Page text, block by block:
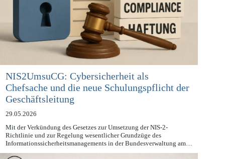
NIS2UmsuCG: Cybersicherheit als
Chefsache und die neue Schulungspflicht der
Geschäftsleitung
29.05.2026
Mit der Verkündung des Gesetzes zur Umsetzung der NIS-2-
Richtlinie und zur Regelung wesentlicher Grundzüge des
Informationssicherheitsmanagements in der Bundesverwaltung am…